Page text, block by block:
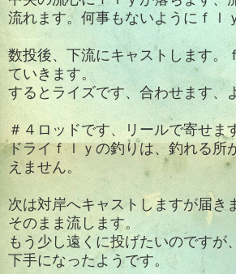
流れます。何事もないようにｆｌ
数投後、下流にキャストします。
ていきます。
するとライズです、合わせます、
＃４ロッドです、リールで寄せま
ドライｆｌｙの釣りは、釣れる所
えません。
次は対岸へキャストしますが届き
そのまま流します。
もう少し遠くに投げたいのですが
下手になったようです。